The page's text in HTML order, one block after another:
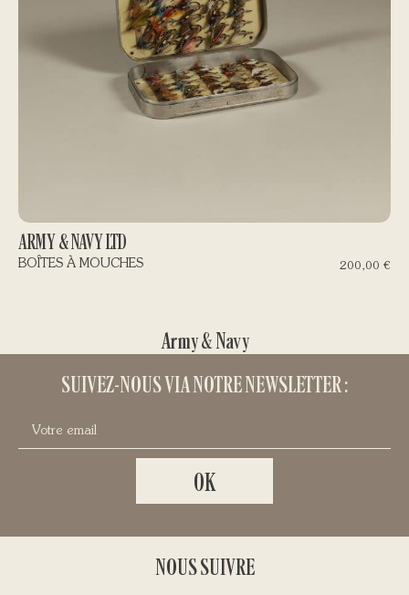
ARMY & NAVY LTD
200,00 €
BOÎTES À MOUCHES
Army & Navy
SUIVEZ-NOUS VIA NOTRE NEWSLETTER :
NOUS SUIVRE